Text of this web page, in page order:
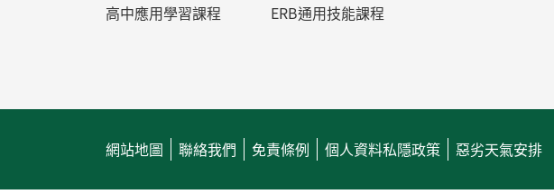
高中應用學習課程
ERB通用技能課程
網站地圖 聯絡我們 免責條例 個人資料私隱政策 惡劣天氣安排